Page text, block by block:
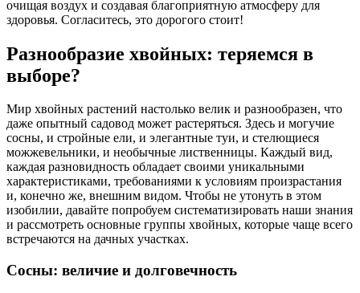
очищая воздух и создавая благоприятную атмосферу для
здоровья. Согласитесь, это дорогого стоит!
Разнообразие хвойных: теряемся в
выборе?
Мир хвойных растений настолько велик и разнообразен, что
даже опытный садовод может растеряться. Здесь и могучие
сосны, и стройные ели, и элегантные туи, и стелющиеся
можжевельники, и необычные лиственницы. Каждый вид,
каждая разновидность обладает своими уникальными
характеристиками, требованиями к условиям произрастания
и, конечно же, внешним видом. Чтобы не утонуть в этом
изобилии, давайте попробуем систематизировать наши знания
и рассмотреть основные группы хвойных, которые чаще всего
встречаются на дачных участках.
Сосны: величие и долговечность